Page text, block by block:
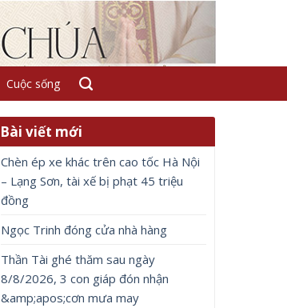
Cuộc sống
Bài viết mới
Chèn ép xe khác trên cao tốc Hà Nội
– Lạng Sơn, tài xế bị phạt 45 triệu
đồng
Ngọc Trinh đóng cửa nhà hàng
Thần Tài ghé thăm sau ngày
8/8/2026, 3 con giáp đón nhận
&amp;apos;cơn mưa may